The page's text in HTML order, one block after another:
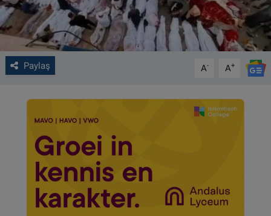
Paylaş A- A+
Çerez Politikası